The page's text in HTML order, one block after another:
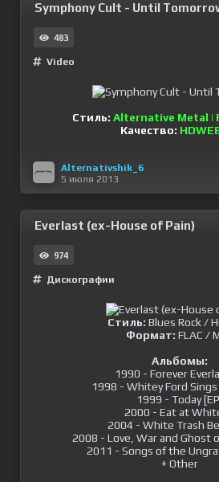
Symphony Cult - Until
483
Video
Стиль: Alternative Metal |
Качество:
Alternativshik_6
5 июля 2013
Everlast (ex-House of Pain)
974
Дискографии
Стиль: Blues Rock /
Формат: FLAC /
Альбомы:
1990 - Forever
1998 - Whitey Ford Sings
1999 - Today
2000 - Eat at
2004 - White Trash
2008 - Love, War and Ghost
2011 - Songs of the
+ Other